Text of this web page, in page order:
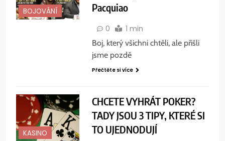
BOJOVÁNÍ
Pacquiao
0 1 min
Boj, který všichni chtěli, ale přišli
jsme pozdě
Přečtěte si více
KASINO
CHCETE VYHRÁT POKER?
TADY JSOU 3 TIPY, KTERÉ SI
TO UJEDNODUJÍ